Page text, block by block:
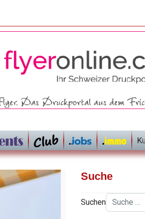
Suche
Suchen